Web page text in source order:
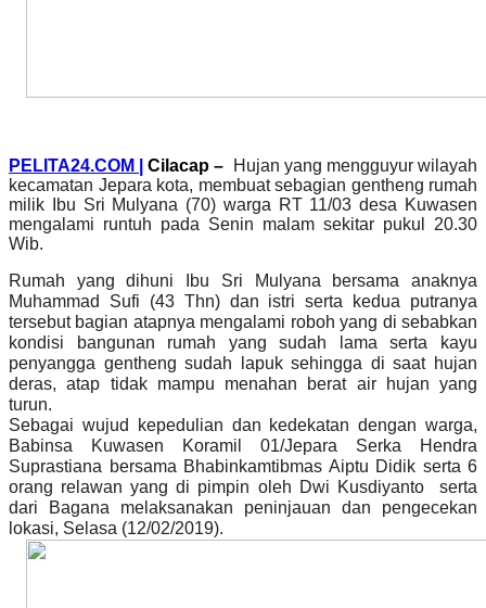
PELITA24.COM | Cilacap –
Hujan yang mengguyur wilayah
kecamatan Jepara kota, membuat sebagian gentheng rumah
milik Ibu Sri Mulyana (70) warga RT 11/03 desa Kuwasen
mengalami runtuh pada Senin malam sekitar pukul 20.30
Wib.
Rumah yang dihuni Ibu Sri Mulyana bersama anaknya
Muhammad Sufi (43 Thn) dan istri serta kedua putranya
tersebut bagian atapnya mengalami roboh yang di sebabkan
kondisi bangunan rumah yang sudah lama serta kayu
penyangga gentheng sudah lapuk sehingga di saat hujan
deras, atap tidak mampu menahan berat air hujan yang
turun.
Sebagai wujud kepedulian dan kedekatan dengan warga,
Babinsa Kuwasen Koramil 01/Jepara Serka Hendra
Suprastiana bersama Bhabinkamtibmas Aiptu Didik serta 6
orang relawan yang di pimpin oleh Dwi Kusdiyanto serta
dari Bagana melaksanakan peninjauan dan pengecekan
lokasi, Selasa (12/02/2019).